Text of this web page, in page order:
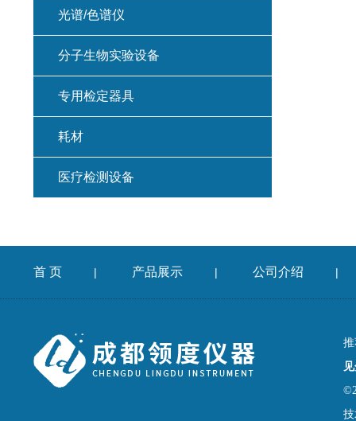
光谱/色谱仪
分子生物实验设备
专用检定器具
耗材
医疗检测设备
首 页 | 产品展示 | 公司介绍 |